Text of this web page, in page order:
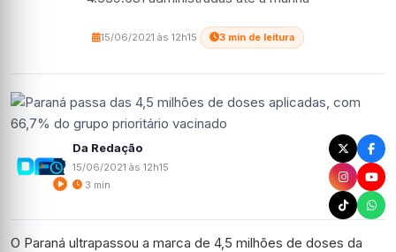
15/06/2021 às 12h15 3 min de leitura
Da Redação
15/06/2021 às 12h15
3 min
O Paraná ultrapassou a marca de 4,5 milhões de doses da